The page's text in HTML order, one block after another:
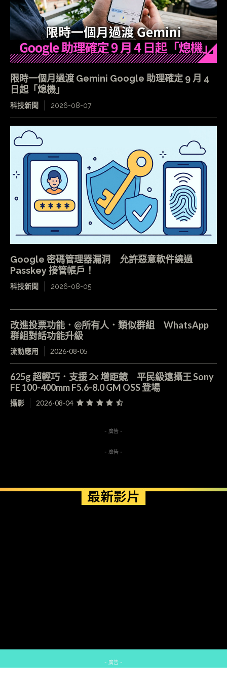
限時一個月過渡 Gemini Google 助理確定 9 月 4
日起「熄機」
科技新聞 2026-08-07
Google 密碼管理器漏洞 允許惡意軟件繞過
Passkey 接管帳戶！
科技新聞 2026-08-05
改進投票功能．@所有人．類似群組 WhatsApp
群組對話功能升級
流動應用 2026-08-05
625g 超輕巧．支援 2x 增距鏡 平民級遠攝王 Sony
FE 100-400mm F5.6-8.0 GM OSS 登場
攝影 2026-08-04
- 廣告 -
- 廣告 -
最新影片
- 廣告 -